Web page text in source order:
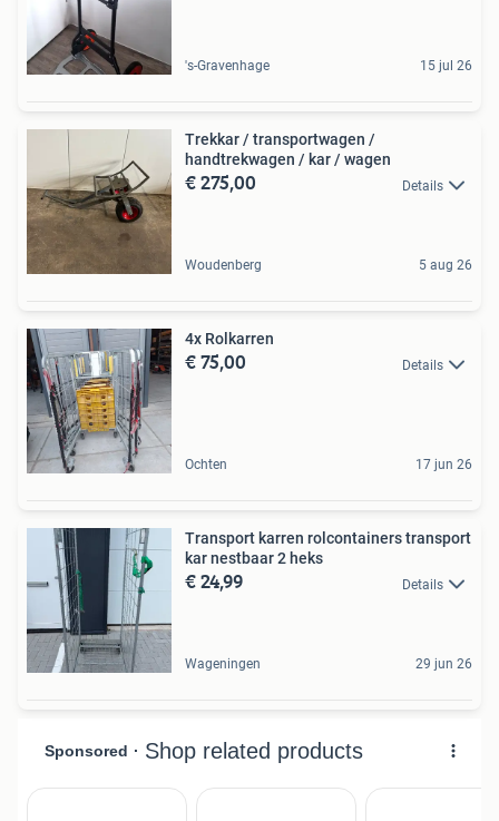
's-Gravenhage 15 jul 26
Trekkar / transportwagen /
handtrekwagen / kar / wagen
€ 275,00 Details
Woudenberg 5 aug 26
4x Rolkarren
€ 75,00 Details
Ochten 17 jun 26
Transport karren rolcontainers transport
kar nestbaar 2 heks
€ 24,99 Details
Wageningen 29 jun 26